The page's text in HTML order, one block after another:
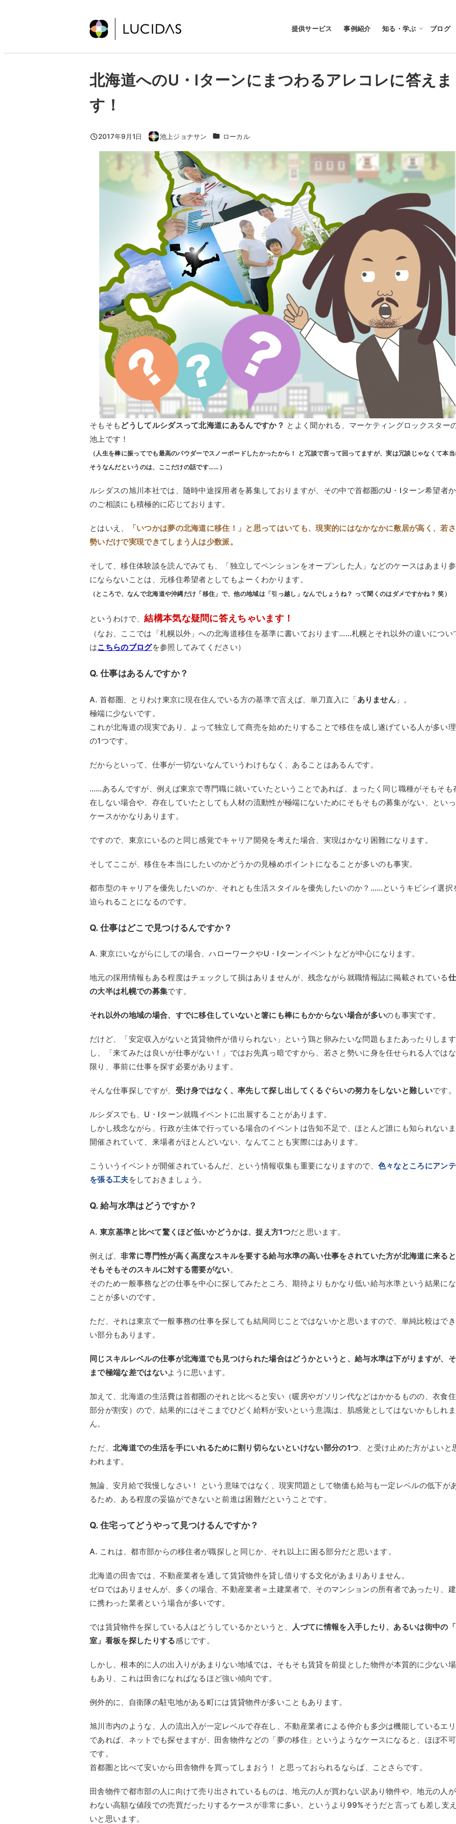
コ
提供サービス 事例紹介 知る・学ぶ ブログ
北海道へのU・Iターンにまつわるアレコレに答えま
す！
投稿日
2017年9月1日
著
者
池上ジョナサン カテゴリー
ローカル
そもそも どうしてルシダスって北海道にあるんですか？ とよく聞かれる、マーケティングロックスター
池上です！
（人生を棒に振ってでも最高のパウダーでスノーボードしたかったから！ と冗談で言って回ってますが、実は冗談じゃなくて本
そうなんだというのは、ここだけの話です……）
ルシダスの旭川本社では、随時中途採用者を募集しておりますが、その中で首都圏のU・Iターン希望者
のご相談にも積極的に応じております。
とはいえ、
「いつかは夢の北海道に移住！」と思ってはいても、現実的にはなかなかに敷居が高く、若
勢いだけで実現できてしまう人は少数派。
そして、移住体験談を読んでみても、「独立してペンションをオープンした人」などのケースはあまり
にならないことは、元移住希望者としてもよーくわかります。
（ところで、なんで北海道や沖縄だけ「移住」で、他の地域は「引っ越し」なんでしょうね？ って聞くのはダメですかね？ 笑）
というわけで、結構本気な疑問に答えちゃいます！
（なお、ここでは「札幌以外」への北海道移住を基準に書いております……札幌とそれ以外の違いについ
はこちらのブログを参照してみてください）
Q. 仕事はあるんですか？
A. 首都圏、とりわけ東京に現在住んでいる方の基準で言えば、単刀直入に「ありません 」。
極端に少ないです。
これが北海道の現実であり、よって独立して商売を始めたりすることで移住を成し遂げている人が多い
の1つです。
だからといって、仕事が一切ないなんていうわけもなく、あることはあるんです。
……あるんですが、例えば東京で専門職に就いていたということであれば、まったく同じ職種がそもそも
在しない場合や、存在していたとしても人材の流動性が極端にないためにそもそもの募集がない、とい
ケースがかなりあります。
ですので、東京にいるのと同じ感覚でキャリア開発を考えた場合、実現はかなり困難になります。
そしてここが、移住を本当にしたいのかどうかの見極めポイントになることが多いのも事実。
都市型のキャリアを優先したいのか、それとも生活スタイルを優先したいのか？……というキビシイ選択
迫られることになるのです。
Q. 仕事はどこで見つけるんですか？
A. 東京にいながらにしての場合、ハローワークやU・Iターンイベントなどが中心になります。
地元の採用情報もある程度はチェックして損はありませんが、残念ながら就職情報誌に掲載されている
の大半は札幌での募集です。
それ以外の地域の場合、すでに移住していないと箸にも棒にもかからない場合が多いのも事実です。
だけど、「安定収入がないと賃貸物件が借りられない」という鶏と卵みたいな問題もまたあったりします
し、「来てみたは良いが仕事がない！」ではお先真っ暗ですから、若さと勢いに身を任せられる人では
限り、事前に仕事を探す必要があります。
そんな仕事探しですが、 受け身ではなく、率先して探し出してくるぐらいの努力をしないと難しいです。
ルシダスでも、U・Iターン就職イベントに出展することがあります。
しかし残念ながら、行政が主体で行っている場合のイベントは告知不足で、ほとんど誰にも知られないま
開催されていて、来場者がほとんどいない、なんてことも実際にはあります。
こういうイベントが開催されているんだ、という情報収集も重要になりますので、 色々なところにアン
を張る工夫をしておきましょう。
Q. 給与水準はどうですか？
A. 東京基準と比べて驚くほど低いかどうかは、捉え方1つだと思います。
例えば、非常に専門性が高く高度なスキルを要する給与水準の高い仕事をされていた方が北海道に来ると
そもそもそのスキルに対する需要がない。
そのため一般事務などの仕事を中心に探してみたところ、期待よりもかなり低い給与水準という結果に
ことが多いのです。
ただ、それは東京で一般事務の仕事を探しても結局同じことではないかと思いますので、単純比較はで
い部分もあります。
同じスキルレベルの仕事が北海道でも見つけられた場合はどうかというと、給与水準は下がりますが、
まで極端な差ではないように思います。
加えて、北海道の生活費は首都圏のそれと比べると安い（暖房やガソリン代などはかかるものの、衣食
部分が割安）ので、結果的にはそこまでひどく給料が安いという意識は、肌感覚としてはないかもしれ
ん。
ただ、 北海道での生活を手にいれるために割り切らないといけない部分の1つ、と受け止めた方がよいと
われます。
無論、安月給で我慢しなさい！ という意味ではなく、現実問題として物価も給与も一定レベルの低下が
るため、ある程度の妥協ができないと前進は困難だということです。
Q. 住宅ってどうやって見つけるんですか？
A. これは、都市部からの移住者が職探しと同じか、それ以上に困る部分だと思います。
北海道の田舎では、不動産業者を通して賃貸物件を貸し借りする文化があまりありません。
ゼロではありませんが、多くの場合、不動産業者＝土建業者で、そのマンションの所有者であったり、
に携わった業者という場合が多いです。
では賃貸物件を探している人はどうしているかというと、
人づてに情報を入手したり、あるいは街中の
室」看板を探したりする感じです。
しかし、根本的に人の出入りがあまりない地域では、 そもそも賃貸を前提とした物件が本質的に少ない
もあり、これは田舎になればなるほど強い傾向です。
例外的に、自衛隊の駐屯地がある町には賃貸物件が多いこともあります。
旭川市内のような、人の流出入が一定レベルで存在し、不動産業者による仲介も多少は機能しているエ
であれば、ネットでも探せますが、田舎物件などの「夢の移住」というようなケースになると、ほぼ不
です。
首都圏と比べて安いから田舎物件を買ってしまおう！ と思っておられるならば、ことさらです。
田舎物件で都市部の人に向けて売り出されているものは、地元の人が買わない訳あり物件や、地元の人
わない高額な値段での売買だったりするケースが非常に多い、というより99%そうだと言っても差し支
いと思います。